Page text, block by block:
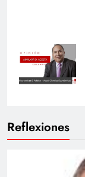
Reflexiones